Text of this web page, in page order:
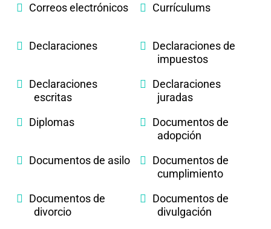
Correos electrónicos
Currículums
Declaraciones
Declaraciones de
impuestos
Declaraciones
escritas
Declaraciones
juradas
Diplomas
Documentos de
adopción
Documentos de asilo
Documentos de
cumplimiento
Documentos de
divorcio
Documentos de
divulgación